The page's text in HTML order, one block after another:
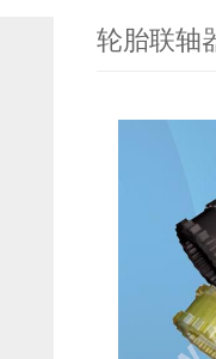
轮胎联轴